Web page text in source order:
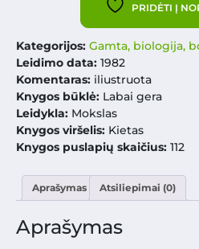
PRIDĖTI Į
Kategorijos: Gamta, biologija,
Leidimo data: 1982
Komentaras: iliustruota
Knygos būklė: Labai gera
Leidykla: Mokslas
Knygos viršelis: Kietas
Knygos puslapių skaičius: 112
Aprašymas Atsiliepimai (0)
Aprašymas